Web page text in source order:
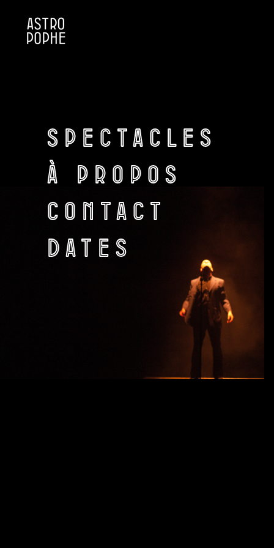
Spectacles
à propos
CONTACT
DAtes